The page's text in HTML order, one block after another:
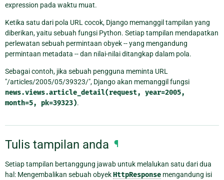
expression pada waktu muat.
Ketika satu dari pola URL cocok, Django memanggil tampilan yang
diberikan, yaitu sebuah fungsi Python. Setiap tampilan mendapatkan
perlewatan sebuah permintaan obyek -- yang mengandung
permintaan metadata -- dan nilai-nilai ditangkap dalam pola.
Sebagai contoh, jika sebuah pengguna meminta URL
"/articles/2005/05/39323/", Django akan memanggil fungsi
news.views.article_detail(request, year=2005,
month=5,
pk=39323).
Tulis tampilan anda ¶
Setiap tampilan bertanggung jawab untuk melalukan satu dari dua
hal: Mengembalikan sebuah obyekHttpResponse mengandung isi